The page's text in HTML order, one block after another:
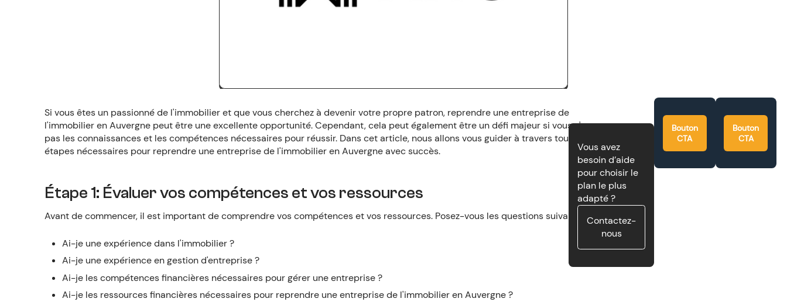
Si vous êtes un passionné de l'immobilier et que vous cherchez à devenir votre propre patron, reprendre une entreprise de
l'immobilier en Auvergne peut être une excellente opportunité. Cependant, cela peut également être un défi majeur si vous n'avez
pas les connaissances et les compétences nécessaires pour réussir. Dans cet article, nous allons vous guider à travers toutes les
étapes nécessaires pour reprendre une entreprise de l'immobilier en Auvergne avec succès.
Étape 1: Évaluer vos compétences et vos ressources
Avant de commencer, il est important de comprendre vos compétences et vos ressources. Posez-vous les questions suivantes :
Ai-je une expérience dans l'immobilier ?
Ai-je une expérience en gestion d'entreprise ?
Ai-je les compétences financières nécessaires pour gérer une entreprise ?
Ai-je les ressources financières nécessaires pour reprendre une entreprise de l'immobilier en Auvergne ?
Vous avez
besoin d’aide
pour choisir le
plan le plus
adapté ?
Contactez-
nous
Bouton
CTA
Bouton
CTA